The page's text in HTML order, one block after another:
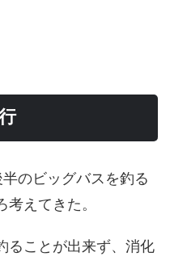
のビッグバスを釣る
えてきた。
ることが出来ず、消化